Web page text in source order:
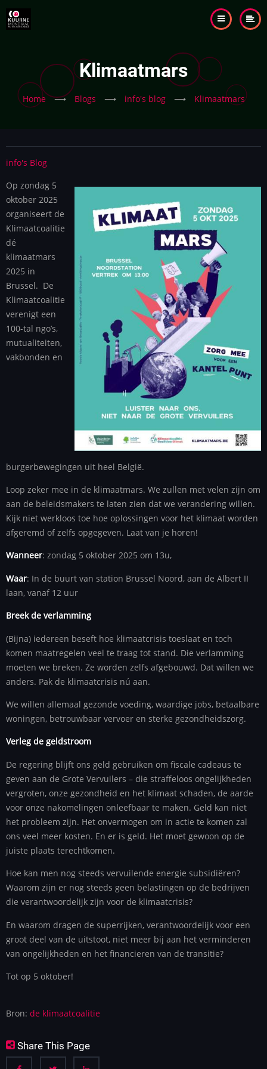
Klimaatmars
Home ⟶ Blogs ⟶ info's blog ⟶ Klimaatmars
info's Blog
Op zondag 5
oktober 2025
organiseert de
Klimaatcoalitie
dé
klimaatmars
2025 in
Brussel. De
Klimaatcoalitie
verenigt een
100-tal ngo’s,
mutualiteiten,
vakbonden en
burgerbewegingen uit heel België.
Loop zeker mee in de klimaatmars. We zullen met velen zijn om
aan de beleidsmakers te laten zien dat we verandering willen.
Kijk niet werkloos toe hoe oplossingen voor het klimaat worden
afgeremd of zelfs opgegeven. Laat van je horen!
Wanneer: zondag 5 oktober 2025 om 13u,
Waar: In de buurt van station Brussel Noord, aan de Albert II
laan, vanaf 12 uur
Breek de verlamming
(Bijna) iedereen beseft hoe klimaatcrisis toeslaat en toch
komen maatregelen veel te traag tot stand. Die verlamming
moeten we breken. Ze worden zelfs afgebouwd. Dat willen we
anders. Pak de klimaatcrisis nú aan.
We willen allemaal gezonde voeding, waardige jobs, betaalbare
woningen, betrouwbaar vervoer en sterke gezondheidszorg.
Verleg de geldstroom
De regering blijft ons geld gebruiken om fiscale cadeaus te
geven aan de Grote Vervuilers – die straffeloos ongelijkheden
vergroten, onze gezondheid en het klimaat schaden, de aarde
voor onze nakomelingen onleefbaar te maken. Geld kan niet
het probleem zijn. Het onvermogen om in actie te komen zal
ons veel meer kosten. En er is geld. Het moet gewoon op de
juiste plaats terechtkomen.
Hoe kan men nog steeds vervuilende energie subsidiëren?
Waarom zijn er nog steeds geen belastingen op de bedrijven
die verantwoordelijk zijn voor de klimaatcrisis?
En waarom dragen de superrijken, verantwoordelijk voor een
groot deel van de uitstoot, niet meer bij aan het verminderen
van ongelijkheden en het financieren van de transitie?
Tot op 5 oktober!
Bron: de klimaatcoalitie
Share This Page